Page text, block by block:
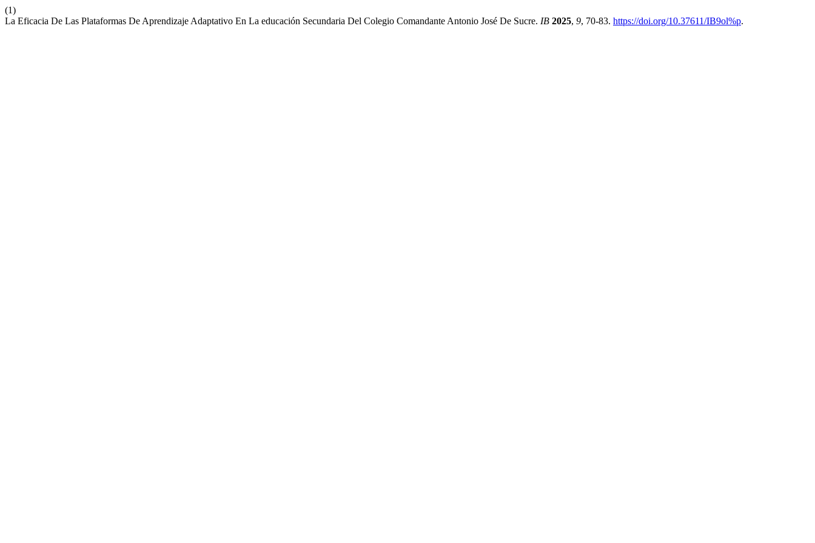
(1)
La Eficacia De Las Plataformas De Aprendizaje Adaptativo En La educación Secundaria Del Colegio Comandante Antonio José De Sucre. IB 2025, 9, 70-83. https://doi.org/10.37611/IB9ol%p.